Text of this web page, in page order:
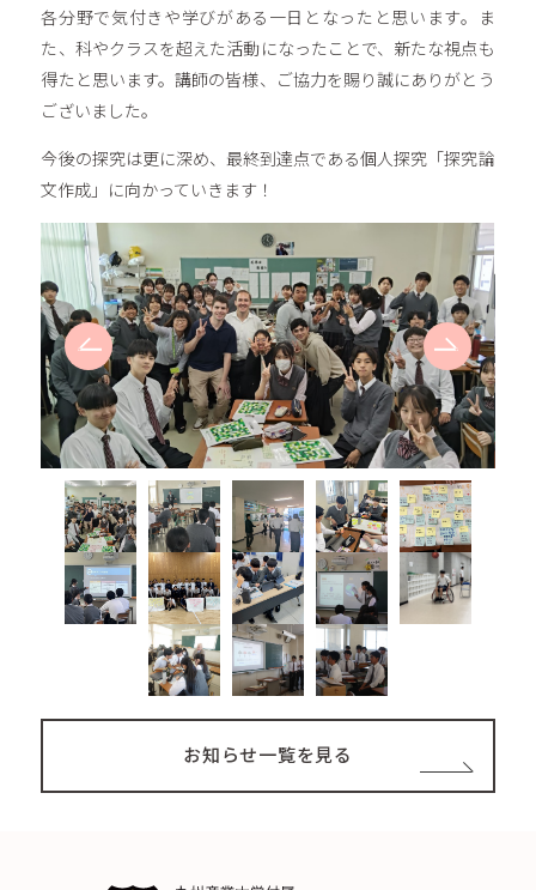
各分野で気付きや学びがある一日となったと思います。ま
た、科やクラスを超えた活動になったことで、新たな視点も
得たと思います。講師の皆様、ご協力を賜り誠にありがとう
ございました。
今後の探究は更に深め、最終到達点である個人探究「探究論
文作成」に向かっていきます！
Prev Next
お知らせ一覧を見る